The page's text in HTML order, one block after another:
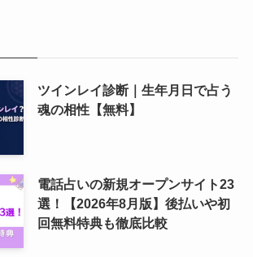
ツインレイ診断｜生年月日で占う
魂の相性【無料】
電話占いの新規オープンサイト23
選！【2026年8月版】後払いや初
回無料特典も徹底比較